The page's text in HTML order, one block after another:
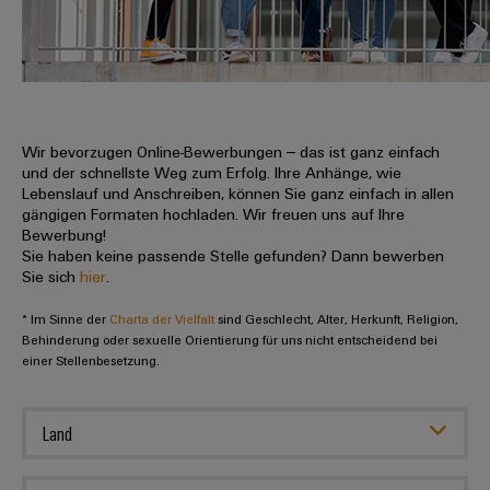
erlebbar
werden.
Datencenter
Produkte
für
Rechenzentren
–
effizient,
zuverlässig,
skalierbar
Energiespeicher
Lösungen
und
Anschlusstechnologie
DC-
u-
OS
Edge
Computing
Industrial
5G
Single
Leiterplattenklemmen
Gehäusesysteme
komponenten
Kabeleinführungssysteme
und
-
komponenten
Anschlussleitungen,
Patchkabel
Fast
Delivery
Beratung
und
digitale
Planung
easyConnect
-
Ihre
uns
Promotionfahrzeug
Distribution
Info
für
unsere
Partner
Vertrieb
Weidmüller
Zahlen
Unser
Vorstand
Nachhaltigkeit
Academy
People
Karriere
Stellen
für
Berufserfahrene
Für
Studierende
Werkstudententätigkeiten
Praktika
Abschlussarbeiten
Wir bevorzugen Online-Bewerbungen – das ist ganz einfach
und der schnellste Weg zum Erfolg. Ihre Anhänge, wie
Lebenslauf und Anschreiben, können Sie ganz einfach in allen
gängigen Formaten hochladen. Wir freuen uns auf Ihre
Bewerbung!
Sie haben keine passende Stelle gefunden? Dann bewerben
Sie sichhier
* Im Sinne der Charta der Vielfalt sind Geschlecht, Alter, Herkunft, Religion,
Behinderung oder sexuelle Orientierung für uns nicht entscheidend bei
einer Stellenbesetzung.
Land